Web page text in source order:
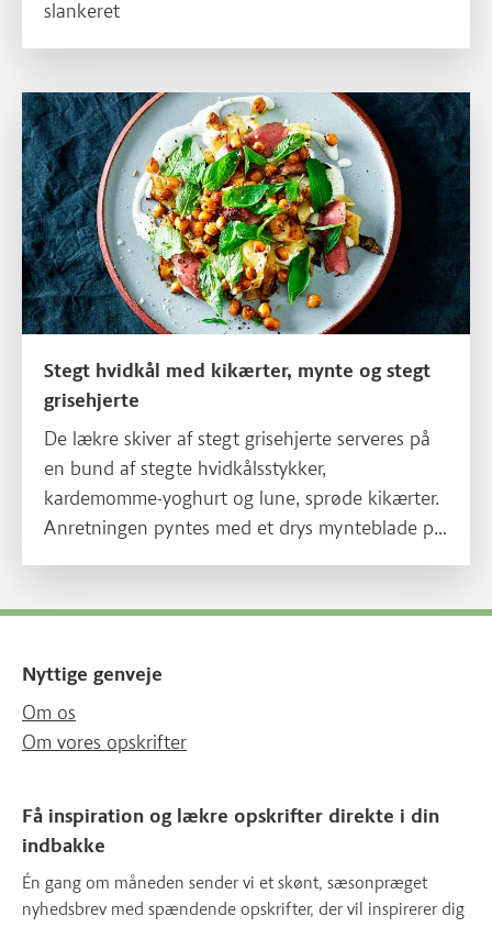
slankeret
Læs mere om Stegt hvidkål med kikærter, mynte og stegt
Stegt hvidkål med kikærter, mynte og stegt
grisehjerte
De lækre skiver af stegt grisehjerte serveres på
en bund af stegte hvidkålsstykker,
kardemomme-yoghurt og lune, sprøde kikærter.
Anretningen pyntes med et drys mynteblade på
Nyttige genveje
Om os
Om vores opskrifter
Få inspiration og lækre opskrifter direkte i din
indbakke
Én gang om måneden sender vi et skønt, sæsonpræget
nyhedsbrev med spændende opskrifter, der vil inspirerer dig